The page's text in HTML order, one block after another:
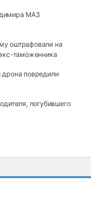
МАЗ
оштрафовали на
таможенника
дрона повредили
погубившего